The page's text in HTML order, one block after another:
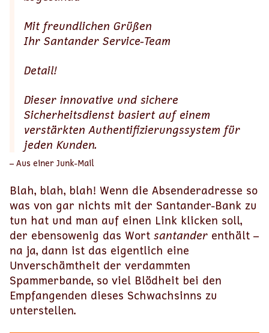
Mit freundlichen Grüßen
Ihr Santander Service-Team
Detail!
Dieser innovative und sichere
Sicherheitsdienst basiert auf einem
verstärkten Authentifizierungssystem für
jeden Kunden.
– Aus einer Junk-Mail
Blah, blah, blah! Wenn die Absenderadresse so
was von gar nichts mit der Santander-Bank zu
tun hat und man auf einen Link klicken soll,
der ebensowenig das Wort santander enthält –
na ja, dann ist das eigentlich eine
Unverschämtheit der verdammten
Spammerbande, so viel Blödheit bei den
Empfangenden dieses Schwachsinns zu
unterstellen.